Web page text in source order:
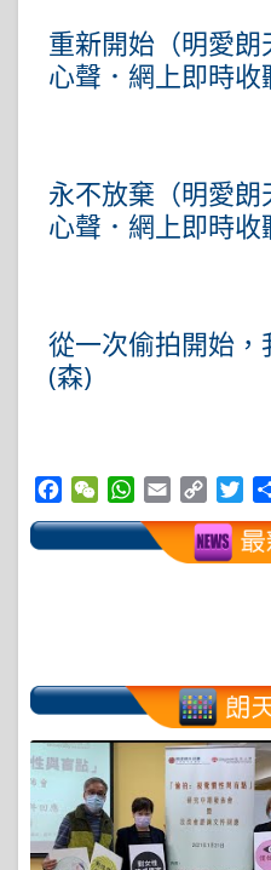
重新開始（明愛
心聲．網上即時收
永不放棄（明愛
心聲．網上即時收
從一次偷拍開始，
(森)
Facebook
WeChatWhatsApp
Email Copy
Link